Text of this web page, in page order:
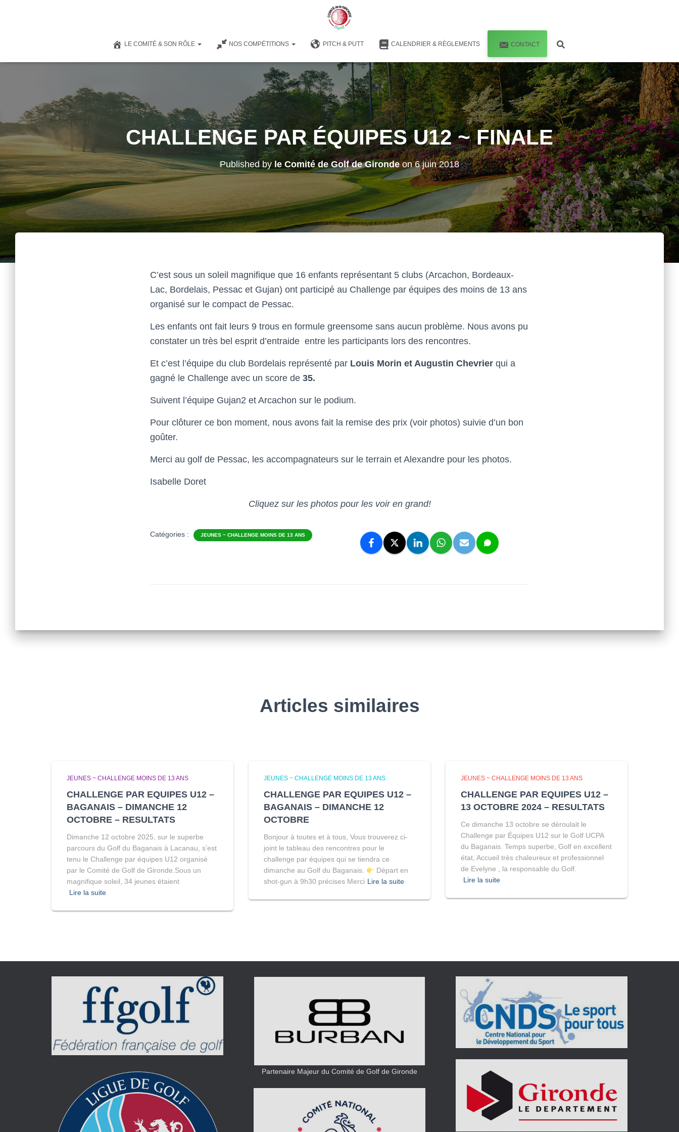
LE COMITÉ & SON RÔLE NOS COMPÉTITIONS PITCH & PUTT CALENDRIER & RÈGLEMENTS CONTACT
CHALLENGE PAR ÉQUIPES U12 ~ FINALE
Published by le Comité de Golf de Girondeon6 juin 2018
C’est sous un soleil magnifique que 16 enfants représentant 5 clubs (Arcachon, Bordeaux-
Lac, Bordelais, Pessac et Gujan) ont participé au Challenge par équipes des moins de 13 ans
organisé sur le compact de Pessac.
Les enfants ont fait leurs 9 trous en formule greensome sans aucun problème. Nous avons pu
constater un très bel esprit d’entraide entre les participants lors des rencontres.
Et c’est l’équipe du club Bordelais représenté par Louis Morin et Augustin Chevrier qui a
gagné le Challenge avec un score de 35.
Suivent l’équipe Gujan2 et Arcachon sur le podium.
Pour clôturer ce bon moment, nous avons fait la remise des prix (voir photos) suivie d’un bon
goûter.
Merci au golf de Pessac, les accompagnateurs sur le terrain et Alexandre pour les photos.
Isabelle Doret
Cliquez sur les photos pour les voir en grand!
Catégories : JEUNES ~ CHALLENGE MOINS DE 13 ANS
Articles similaires
JEUNES ~ CHALLENGE MOINS DE 13 ANS
CHALLENGE PAR EQUIPES U12 –
BAGANAIS – DIMANCHE 12
OCTOBRE – RESULTATS
Dimanche 12 octobre 2025, sur le superbe
parcours du Golf du Baganais à Lacanau, s’est
tenu le Challenge par équipes U12 organisé
par le Comité de Golf de Gironde.Sous un
magnifique soleil, 34 jeunes étaient
Lire la suite
JEUNES ~ CHALLENGE MOINS DE 13 ANS
CHALLENGE PAR EQUIPES U12 –
BAGANAIS – DIMANCHE 12
OCTOBRE
Bonjour à toutes et à tous, Vous trouverez ci-
joint le tableau des rencontres pour le
challenge par équipes qui se tiendra ce
dimanche au Golf du Baganais.
Départ en
shot-gun à 9h30 précises Merci Lire la suite
JEUNES ~ CHALLENGE MOINS DE 13 ANS
CHALLENGE PAR EQUIPES U12 –
13 OCTOBRE 2024 – RESULTATS
Ce dimanche 13 octobre se déroulait le
Challenge par Équipes U12 sur le Golf UCPA
du Baganais. Temps superbe, Golf en excellent
état, Accueil très chaleureux et professionnel
de Evelyne , la responsable du Golf.
Lire la suite
Partenaire Majeur du Comité de Golf de Gironde